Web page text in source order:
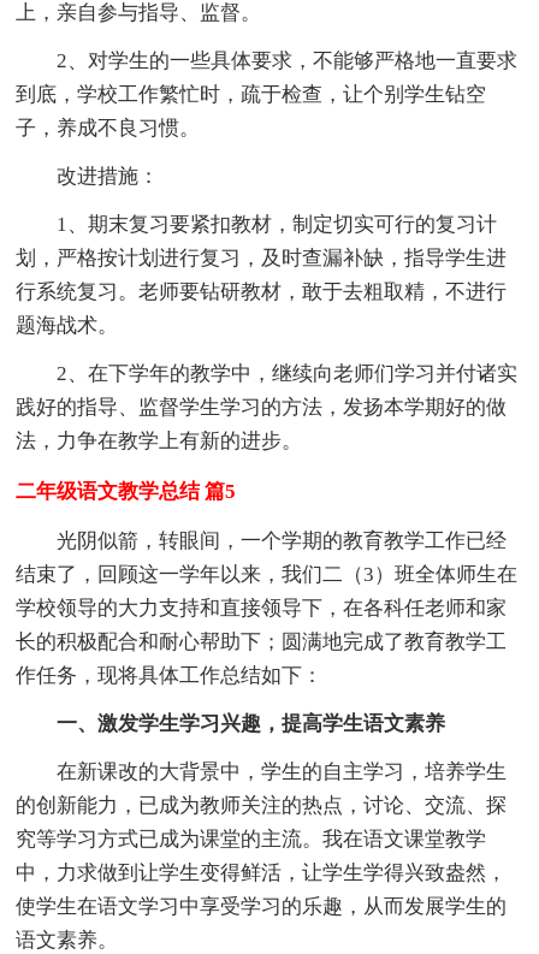
上，亲自参与指导、监督。
2、对学生的一些具体要求，不能够严格地一直要求
到底，学校工作繁忙时，疏于检查，让个别学生钻空
子，养成不良习惯。
改进措施：
1、期末复习要紧扣教材，制定切实可行的复习计
划，严格按计划进行复习，及时查漏补缺，指导学生进
行系统复习。老师要钻研教材，敢于去粗取精，不进行
题海战术。
2、在下学年的教学中，继续向老师们学习并付诸实
践好的指导、监督学生学习的方法，发扬本学期好的做
法，力争在教学上有新的进步。
二年级语文教学总结 篇5
光阴似箭，转眼间，一个学期的教育教学工作已经
结束了，回顾这一学年以来，我们二（3）班全体师生在
学校领导的大力支持和直接领导下，在各科任老师和家
长的积极配合和耐心帮助下；圆满地完成了教育教学工
作任务，现将具体工作总结如下：
一、激发学生学习兴趣，提高学生语文素养
在新课改的大背景中，学生的自主学习，培养学生
的创新能力，已成为教师关注的热点，讨论、交流、探
究等学习方式已成为课堂的主流。我在语文课堂教学
中，力求做到让学生变得鲜活，让学生学得兴致盎然，
使学生在语文学习中享受学习的乐趣，从而发展学生的
语文素养。